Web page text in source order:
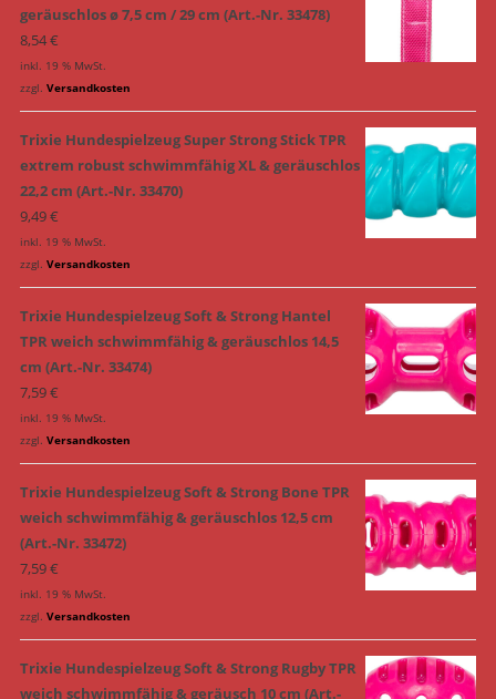
geräuschlos ø 7,5 cm / 29 cm (Art.-Nr. 33478)
8,54€
inkl. 19 % MwSt.
zzgl. Versandkosten
Trixie Hundespielzeug Super Strong Stick TPR
extrem robust schwimmfähig XL & geräuschlos
22,2 cm (Art.-Nr. 33470)
9,49€
inkl. 19 % MwSt.
zzgl. Versandkosten
Trixie Hundespielzeug Soft & Strong Hantel
TPR weich schwimmfähig & geräuschlos 14,5
cm (Art.-Nr. 33474)
7,59€
inkl. 19 % MwSt.
zzgl. Versandkosten
Trixie Hundespielzeug Soft & Strong Bone TPR
weich schwimmfähig & geräuschlos 12,5 cm
(Art.-Nr. 33472)
7,59€
inkl. 19 % MwSt.
zzgl. Versandkosten
Trixie Hundespielzeug Soft & Strong Rugby TPR
weich schwimmfähig & geräusch 10 cm (Art.-